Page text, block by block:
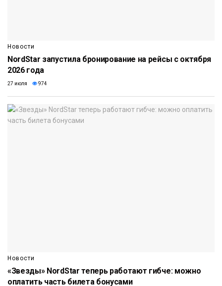
Новости
NordStar запустила бронирование на рейсы с октября
2026 года
27 июля 974
Новости
«Звезды» NordStar теперь работают гибче: можно
оплатить часть билета бонусами